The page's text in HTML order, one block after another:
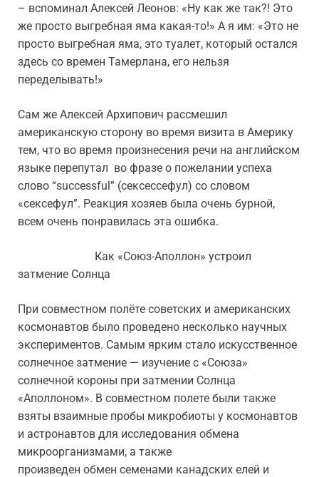
– вспоминал Алексей Леонов: «Ну как же так?! Это
же просто выгребная яма какая-то!» А я им: «Это не
просто выгребная яма, это туалет, который остался
здесь со времен Тамерлана, его нельзя
переделывать!»
Сам же Алексей Архипович рассмешил
американскую сторону во время визита в Америку
тем, что во время произнесения речи на английском
языке перепутал во фразе о пожелании успеха
слово “successful” (сексессефул) со словом
«сексефул”. Реакция хозяев была очень бурной,
всем очень понравилась эта ошибка.
Как «Союз-Аполлон» устроил
затмение Солнца
При совместном полёте советских и американских
космонавтов было проведено несколько научных
экспериментов. Самым ярким стало искусственное
солнечное затмение — изучение с «Союза»
солнечной короны при затмении Солнца
«Аполлоном». В совместном полете были также
взяты взаимные пробы микробиоты у космонавтов
и астронавтов для исследования обмена
микроорганизмами, а также
произведен обмен семенами канадских елей и